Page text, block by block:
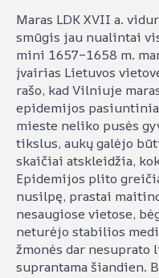
Maras LDK XVII a.
smūgis jau nualintai
mini 1657–1658 m.
įvairias Lietuvos
rašo, kad Vilniuje
epidemijos
mieste neliko pusės
tikslus, aukų galėjo
skaičiai atskleidžia,
Epidemijos plito
nusilpę, prastai
nesaugiose vietose,
neturėjo stabilios
žmonės dar
suprantama šiandien.